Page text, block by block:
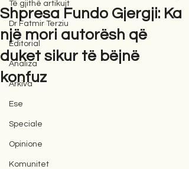
Të gjithë artikujt
Dr Fatmir Terziu
Editorial
Analiza
Arkiva
Ese
Speciale
Opinione
Komunitet
Shpresa Fundo Gjergji: Ka
një mori autorësh që
duket sikur të bëjnë
konfuz